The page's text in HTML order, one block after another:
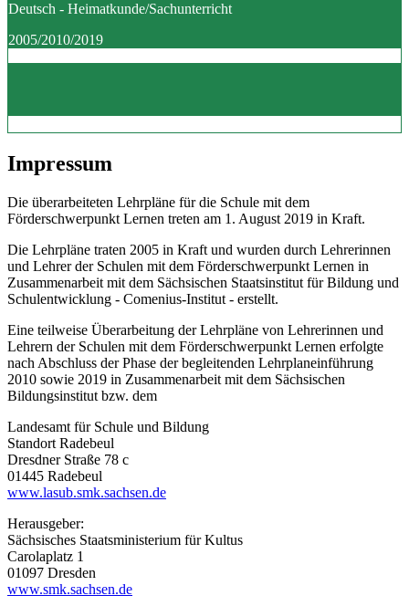
Deutsch - Heimatkunde/Sachunterricht
2005/2010/2019
Impressum
Die überarbeiteten Lehrpläne für die Schule mit dem
Förderschwerpunkt Lernen treten am 1. August 2019 in Kraft.
Die Lehrpläne traten 2005 in Kraft und wurden durch Lehrerinnen
und Lehrer der Schulen mit dem Förderschwerpunkt Lernen in
Zusammenarbeit mit dem Sächsischen Staatsinstitut für Bildung und
Schulentwicklung - Comenius-Institut - erstellt.
Eine teilweise Überarbeitung der Lehrpläne von Lehrerinnen und
Lehrern der Schulen mit dem Förderschwerpunkt Lernen erfolgte
nach Abschluss der Phase der begleitenden Lehrplaneinführung
2010 sowie 2019 in Zusammenarbeit mit dem Sächsischen
Bildungsinstitut bzw. dem
Landesamt für Schule und Bildung
Standort Radebeul
Dresdner Straße 78 c
01445 Radebeul
www.lasub.smk.sachsen.de
Herausgeber:
Sächsisches Staatsministerium für Kultus
Carolaplatz 1
01097 Dresden
www.smk.sachsen.de